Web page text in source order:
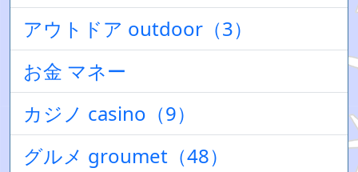
アウトドア outdoor（3）
お金 マネー
カジノ casino（9）
グルメ groumet（48）